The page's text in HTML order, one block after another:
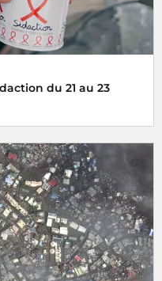
du 21 au 23
s’engage pour la
21, 22 et 23 mars 2025